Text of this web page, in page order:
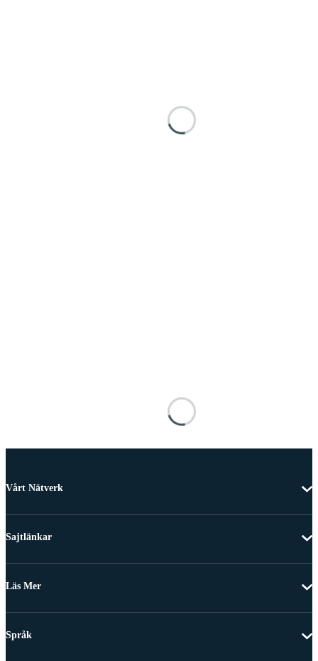
Vårt Nätverk
Sajtlänkar
Läs Mer
Språk